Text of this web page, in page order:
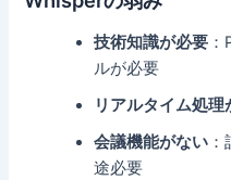
技術知識が必要
ルが必要
リアルタイム処理
会議機能がない
途必要